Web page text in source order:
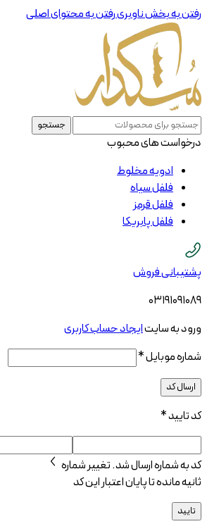
رفتن به بخش ناوبریرفتن به محتوای اصلی
جستجو
درخواست های محبوب
ادویه مخلوط
فلفل سیاه
فلفل قرمز
فلفل پابریکا
پشتیبانی فروش
03191091089
ورود به سایتایجاد حساب کاربری
شماره موبایل*
ارسال کد
کد تایید*
کد به شمارهارسال شد.تغییر شماره
ثانیه مانده تا پایان اعتبار این کد
تایید